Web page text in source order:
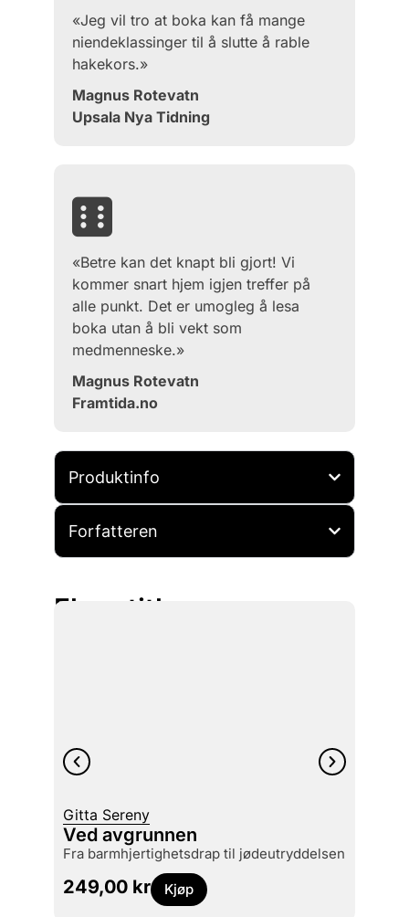
«Jeg vil tro at boka kan få mange
niendeklassinger til å slutte å rable
hakekors.»
Magnus Rotevatn
Upsala Nya Tidning
«Betre kan det knapt bli gjort! Vi
kommer snart hjem igjen treffer på
alle punkt. Det er umogleg å lesa
boka utan å bli vekt som
medmenneske.»
Magnus Rotevatn
Framtida.no
Produktinfo
Forfatteren
Flere titler
Gitta Sereny
Ved avgrunnen
fra barmhjertighetsdrap til jødeutryddelsen
249,00 kr Kjøp